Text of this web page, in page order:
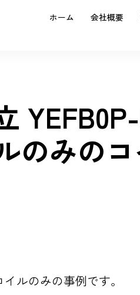
ホーム 会社概要
のみの
ルのみの事例です。